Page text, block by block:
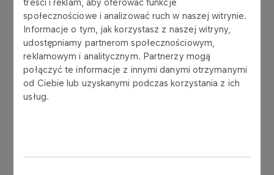
treści i reklam, aby oferować funkcje
społecznościowe i analizować ruch w naszej witrynie.
Informacje o tym, jak korzystasz z naszej witryny,
udostępniamy partnerom społecznościowym,
reklamowym i analitycznym. Partnerzy mogą
połączyć te informacje z innymi danymi otrzymanymi
od Ciebie lub uzyskanymi podczas korzystania z ich
usług.
Current Report No. 40/2015The Management
Board of Polskie Górnictwo Naftowe i
Gazownictwo S.A. ("PGNiG", the "Company")
announces that on May 4th 2015 the Company
and Chevron Polska Energy Resources Sp. z o.o.
Under the agreement, the parties were to